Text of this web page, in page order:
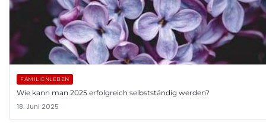
FAMILIENLEBEN
Wie kann man 2025 erfolgreich selbstständig werden?
18. Juni 2025